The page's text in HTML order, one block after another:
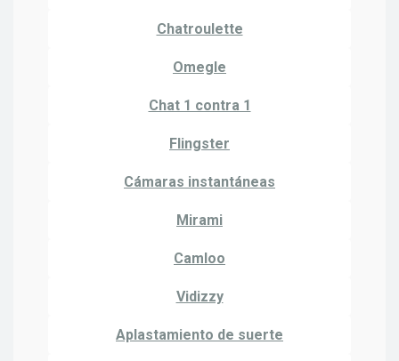
Chatroulette
Omegle
Chat 1 contra 1
Flingster
Cámaras instantáneas
Mirami
Camloo
Vidizzy
Aplastamiento de suerte